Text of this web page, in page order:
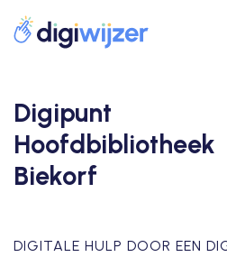
Digipunt
Hoofdbibliotheek
Biekorf
DIGITALE HULP DOOR EEN